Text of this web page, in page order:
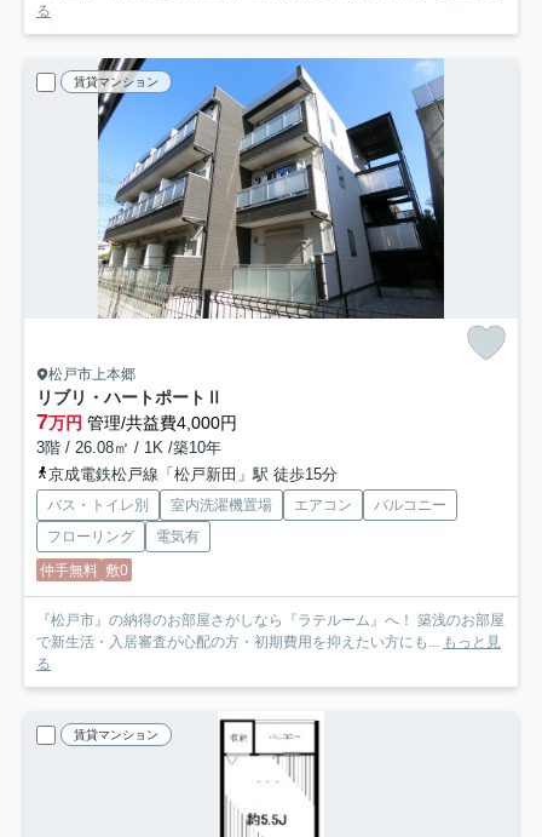
る
賃貸マンション
松戸市上本郷
リブリ・ハートポートⅡ
7万円 管理/共益費4,000円
3階 / 26.08㎡ / 1K /築10年
京成電鉄松戸線「松戸新田」駅 徒歩15分
バス・トイレ別 室内洗濯機置場 エアコン
バルコニー
フローリング
電気有
仲手無料 敷0
『松戸市』の納得のお部屋さがしなら『ラテルーム』へ！ 築浅のお部屋
で新生活・入居審査が心配の方・初期費用を抑えたい方にも... もっと見
る
賃貸マンション